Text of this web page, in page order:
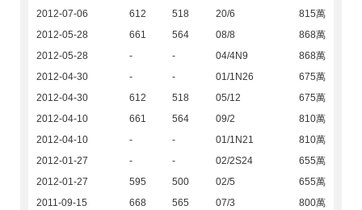
2012-07-06
612 518 20/6
815萬
2012-05-28
661 564 08/8
868萬
2012-05-28
- - 04/4N9
868萬
2012-04-30
- - 01/1N26
675萬
2012-04-30
612 518 05/12
675萬
2012-04-10
661 564 09/2
810萬
2012-04-10
- - 01/1N21
810萬
2012-01-27
- - 02/2S24
655萬
2012-01-27
595 500 02/5
655萬
2011-09-15
668 565 07/3
800萬